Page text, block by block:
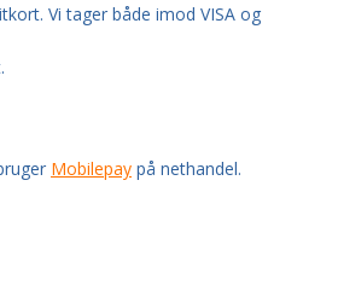
Vi tager både imod VISA og
Mobilepay på nethandel.